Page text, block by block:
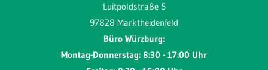
Luitpoldstraße 5
97828 Marktheidenfeld
Büro Würzburg:
Montag-Donnerstag: 8:30 - 17:00 Uhr